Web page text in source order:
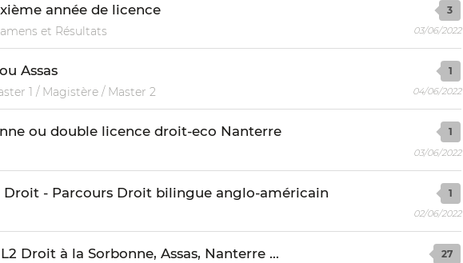
année de licence
et Résultats
3
03/06/2022
Assas
1 / Magistère / Master 2
1
04/06/2022
ou double licence droit-eco Nanterre 1
03/06/2022
Droit - Parcours Droit bilingue anglo-américain 1
02/06/2022
Droit à la Sorbonne, Assas, Nanterre ... 27